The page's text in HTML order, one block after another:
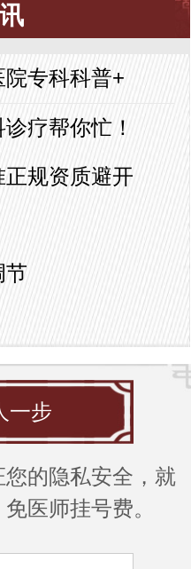
专科科普+
疗帮你忙！
规资质避开
节
一步
的隐私安全，就
医师挂号费。